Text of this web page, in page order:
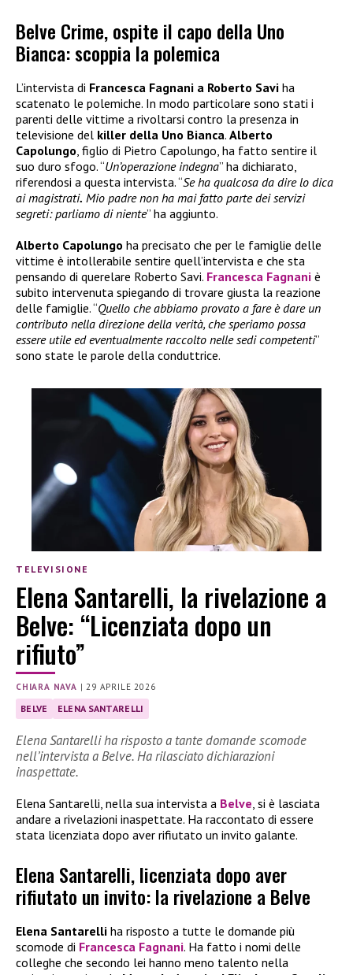
Belve Crime, ospite il capo della Uno
Bianca: scoppia la polemica
L’intervista di Francesca Fagnani a Roberto Savi ha
scatenato le polemiche. In modo particolare sono stati i
parenti delle vittime a rivoltarsi contro la presenza in
televisione del killer della Uno Bianca. Alberto
Capolungo , figlio di Pietro Capolungo, ha fatto sentire il
suo duro sfogo. “Un’operazione indegna” ha dichiarato,
riferendosi a questa intervista. “Se ha qualcosa da dire lo dica
ai magistrati. Mio padre non ha mai fatto parte dei servizi
segreti: parliamo di niente” ha aggiunto.
Alberto Capolungo ha precisato che per le famiglie delle
vittime è intollerabile sentire quell’intervista e che sta
pensando di querelare Roberto Savi. Francesca Fagnani è
subito intervenuta spiegando di trovare giusta la reazione
delle famiglie. “Quello che abbiamo provato a fare è dare un
contributo nella direzione della verità, che speriamo possa
essere utile ed eventualmente raccolto nelle sedi competenti”
sono state le parole della conduttrice.
TELEVISIONE
Elena Santarelli, la rivelazione a
Belve: “Licenziata dopo un
rifiuto”
CHIARA NAVA |29 APRILE 2026
BELVE ELENA SANTARELLI
Elena Santarelli ha risposto a tante domande scomode
nell’intervista a Belve. Ha rilasciato dichiarazioni
inaspettate.
Elena Santarelli, nella sua intervista a Belve , si è lasciata
andare a rivelazioni inaspettate. Ha raccontato di essere
stata licenziata dopo aver rifiutato un invito galante.
Elena Santarelli, licenziata dopo aver
rifiutato un invito: la rivelazione a Belve
Elena Santarelli ha risposto a tutte le domande più
scomode di Francesca Fagnani. Ha fatto i nomi delle
colleghe che secondo lei hanno meno talento nella